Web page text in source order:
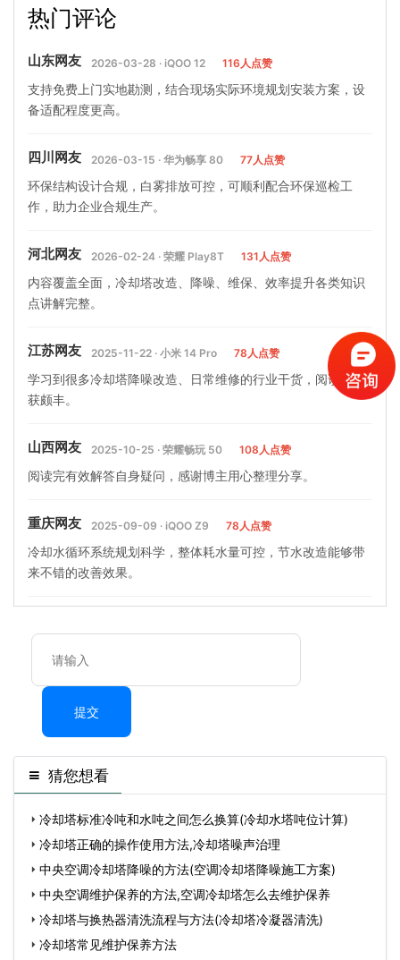
洗方法步骤流程…
热门评论
山东网友 2026-03-28 · iQOO 12 116人点赞
支持免费上门实地勘测，结合现场实际环境规划安装方案，设
备适配程度更高。
四川网友 2026-03-15 · 华为畅享 80 77人点赞
环保结构设计合规，白雾排放可控，可顺利配合环保巡检工
作，助力企业合规生产。
河北网友 2026-02-24 · 荣耀 Play8T 131人点赞
内容覆盖全面，冷却塔改造、降噪、维保、效率提升各类知识
点讲解完整。
江苏网友 2025-11-22 · 小米 14 Pro 78人点赞
学习到很多冷却塔降噪改造、日常维修的行业干货，阅读完收
获颇丰。
山西网友 2025-10-25 · 荣耀畅玩 50 108人点赞
阅读完有效解答自身疑问，感谢博主用心整理分享。
重庆网友 2025-09-09 · iQOO Z9 78人点赞
冷却水循环系统规划科学，整体耗水量可控，节水改造能够带
来不错的改善效果。
提交
猜您想看
冷却塔标准冷吨和水吨之间怎么换算(冷却水塔吨位计算)
冷却塔正确的操作使用方法,冷却塔噪声治理
中央空调冷却塔降噪的方法(空调冷却塔降噪施工方案)
中央空调维护保养的方法,空调冷却塔怎么去维护保养
冷却塔与换热器清洗流程与方法(冷却塔冷凝器清洗)
冷却塔常见维护保养方法